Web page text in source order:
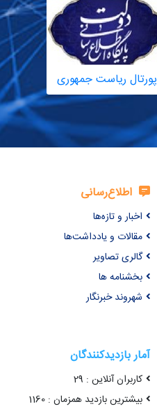
پورتال ریاست جمهوری
اطلاع‌رسانی
اخبار و تازه‌ها
مقالات و یادداشت‌ها
گالری تصاویر
بخشنامه ها
شهروند خبرنگار
آمار بازدیدکنندگان
کاربران آنلاین : 29
بیشترین بازدید همزمان : 1160